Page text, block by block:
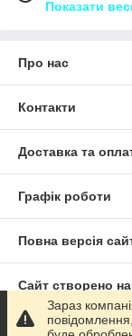
Показати
Про нас
Контакти
Доставка та
Графік роботи
Повна версія
Сайт створено
Політика
Зараз